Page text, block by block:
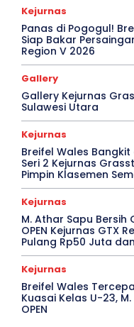
Kejurnas
Panas di Pogogul!
Siap Bakar
Region V 2026
Gallery
Gallery Kejurnas
Sulawesi Utara
Kejurnas
Breifel Wales
Seri 2 Kejurnas
Pimpin Klasemen
Kejurnas
M. Athar Sapu
OPEN Kejurnas GTX
Pulang Rp50 Juta
Kejurnas
Breifel Wales
Kuasai Kelas U-23,
OPEN